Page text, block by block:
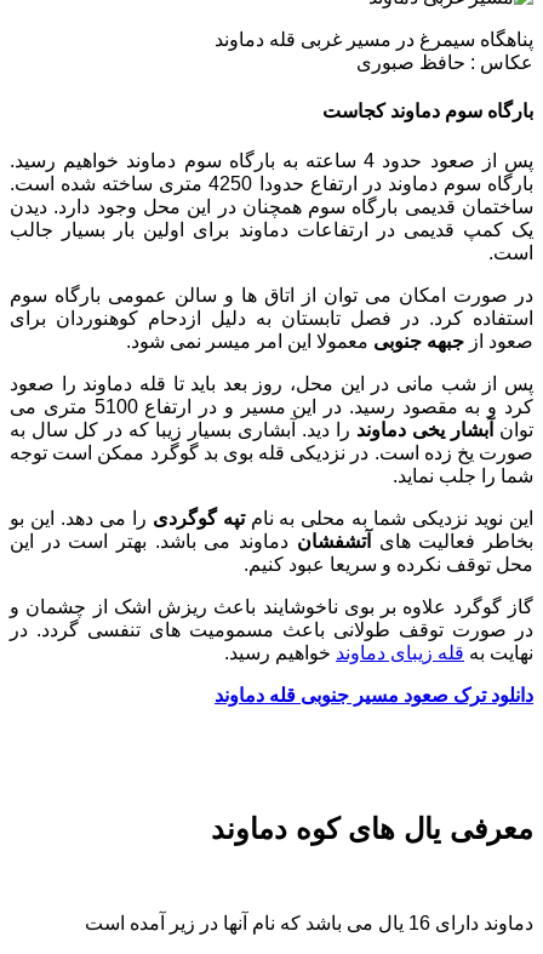
پناهگاه سیمرغ در مسیر غربی قله دماوند
عکاس : حافظ صبوری
بارگاه سوم دماوند کجاست
پس از صعود حدود 4 ساعته به بارگاه سوم دماوند خواهیم رسید.
بارگاه سوم دماوند در ارتفاع حدودا 4250 متری ساخته شده است.
ساختمان قدیمی بارگاه سوم همچنان در این محل وجود دارد. دیدن
یک کمپ قدیمی در ارتفاعات دماوند برای اولین بار بسیار جالب
است.
در صورت امکان می توان از اتاق ها و سالن عمومی بارگاه سوم
استفاده کرد. در فصل تابستان به دلیل ازدحام کوهنوردان برای
صعود از جبهه جنوبی معمولا این امر میسر نمی شود.
پس از شب مانی در این محل، روز بعد باید تا قله دماوند را صعود
کرد و به مقصود رسید. در این مسیر و در ارتفاع 5100 متری می
توان آبشار یخی دماوند را دید. آبشاری بسیار زیبا که در کل سال به
صورت یخ زده است. در نزدیکی قله بوی بد گوگرد ممکن است توجه
شما را جلب نماید.
این نوید نزدیکی شما به محلی به نامتپه گوگردی را می دهد. این بو
بخاطر فعالیت های
آتشفشان دماوند می باشد. بهتر است در این
محل توقف نکرده و سریعا عبود کنیم.
گاز گوگرد علاوه بر بوی ناخوشایند باعث ریزش اشک از چشمان و
در صورت توقف طولانی باعث مسمومیت های تنفسی گردد. در
نهایت به قله زیبای دماوند خواهیم رسید.
دانلود ترک صعود مسیر جنوبی قله دماوند
معرفی یال های کوه دماوند
دماوند دارای 16 یال می باشد که نام آنها در زیر آمده است